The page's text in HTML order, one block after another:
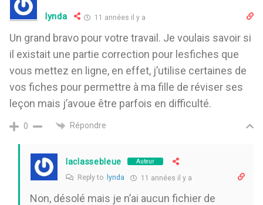
lynda 11 années il y a
Un grand bravo pour votre travail. Je voulais savoir si
il existait une partie correction pour lesfiches que
vous mettez en ligne, en effet, j’utilise certaines de
vos fiches pour permettre à ma fille de réviser ses
leçon mais j’avoue être parfois en difficulté.
0 Répondre
laclassebleue Auteur
Reply to lynda 11 années il y a
Non, désolé mais je n’ai aucun fichier de